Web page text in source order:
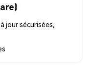
jour sécurisées,